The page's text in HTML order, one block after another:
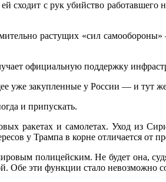
с рук убийство работавшего
растущих «сил
официальную поддержку
закупленные у России — и тут
и припускать.
ракетах и самолетах. Уход из
у Трампа в корне отличается от
полицейским. Не будет она,
эти функции стало невозможно